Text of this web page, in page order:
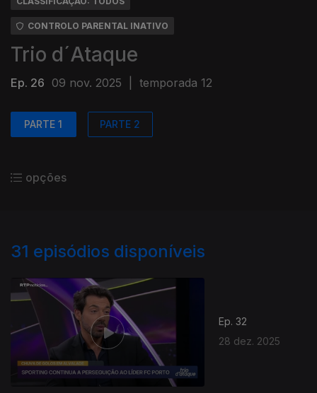
CONTROLO PARENTAL INATIVO
Trio d´Ataque
Ep. 26 09 nov. 2025 temporada 12
PARTE 1 PARTE 2
opções
31 episódios disponíveis
Ep. 32
28 dez. 2025